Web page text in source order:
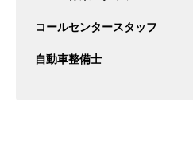
コールセンタースタッフ
自動車整備士